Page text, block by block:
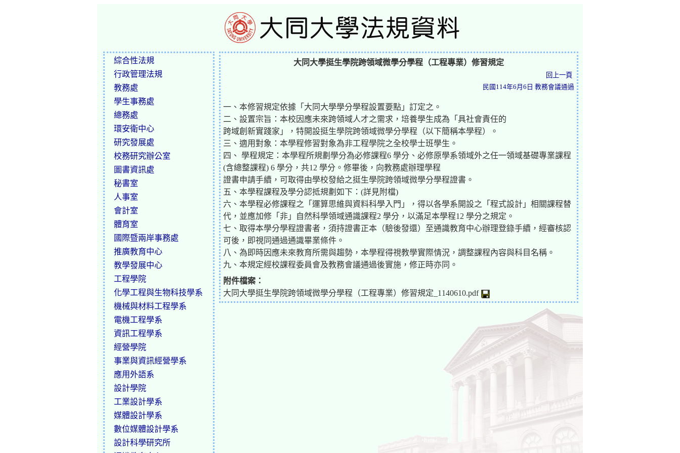
綜合性法規
行政管理法規
教務處
學生事務處
總務處
環安衛中心
研究發展處
校務研究辦公室
圖書資訊處
秘書室
人事室
會計室
體育室
國際暨兩岸事務處
推廣教育中心
教學發展中心
工程學院
化學工程與生物科技學系
機械與材料工程學系
電機工程學系
資訊工程學系
經營學院
事業與資訊經營學系
應用外語系
設計學院
工業設計學系
媒體設計學系
數位媒體設計學系
設計科學研究所
大同大學挺生學院跨領域微學分學程（工程專業）修習規定
回上一頁
民國114年6月6日 教務會議通過
一、本修習規定依據「大同大學學分學程設置要點」訂定之。
二、設置宗旨：本校因應未來跨領域人才之需求，培養學生成為「具社會責任的
跨域創新實踐家」，特開設挺生學院跨領域微學分學程（以下簡稱本學程）。
三、適用對象：本學程修習對象為非工程學院之全校學士班學生。
四、 學程規定：本學程所規劃學分為必修課程6 學分、必修原學系領域外之任一領域基礎專業課程
(含總整課程) 6 學分，共12 學分。修畢後，向教務處辦理學程
證書申請手續，可取得由學校發給之挺生學院跨領域微學分學程證書。
五、本學程課程及學分認抵規劃如下：(詳見附檔)
六、本學程必修課程之「運算思維與資料科學入門」，得以各學系開設之「程式設計」相關課程替
代，並應加修「非」自然科學領域通識課程2 學分，以滿足本學程12 學分之規定。
七、取得本學分學程證書者，須持證書正本（驗後發還）至通識教育中心辦理登錄手續，經審核認
可後，即視同通過通識畢業條件。
八、為即時因應未來教育所需與趨勢，本學程得視教學實際情況，調整課程內容與科目名稱。
九、本規定經校課程委員會及教務會議通過後實施，修正時亦同。
附件檔案：
大同大學挺生學院跨領域微學分學程（工程專業）修習規定_1140610.pdf